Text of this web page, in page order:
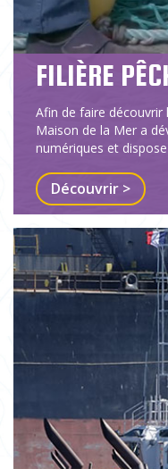
FILIÈRE
Afin de faire découvrir
Maison de la Mer a
numériques et
Découvrir >